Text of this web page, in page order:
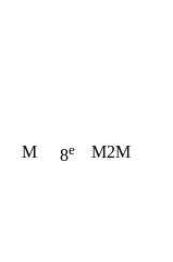
M 8e M2M